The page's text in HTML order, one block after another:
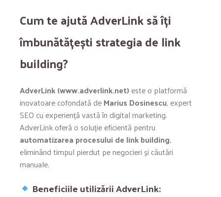
Cum te ajută AdverLink să îți
îmbunătățești strategia de link
building?
AdverLink (www.adverlink.net) este o platformă
inovatoare cofondată deMarius Dosinescu, expert
SEO cu experiență vastă în digital marketing.
AdverLink oferă o soluție eficientă pentru
automatizarea procesului de link building,
eliminând timpul pierdut pe negocieri și căutări
manuale.
Beneficiile utilizării AdverLink: